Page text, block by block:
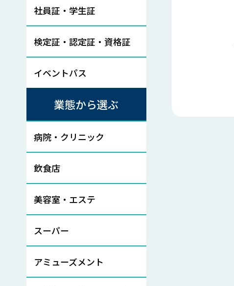
社員証・学生証
検定証・認定証・資格証
イベントパス
業態から選ぶ
病院・クリニック
飲食店
美容室・エステ
スーパー
アミューズメント